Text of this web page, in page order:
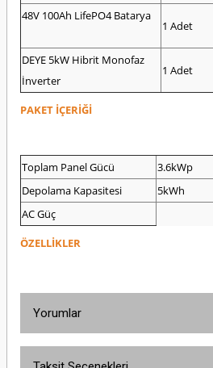
PAKET İÇERİĞİ
48V 100Ah LifePO4 Batarya
1 Adet
DEYE 5kW Hibrit Monofaz
İnverter
1 Adet
ÖZELLİKLER
Toplam Panel Gücü
3.6kWp
Depolama Kapasitesi
5kWh
AC Güç
Yorumlar